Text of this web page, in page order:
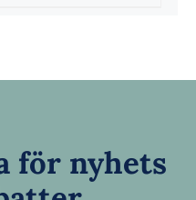
för nyhets